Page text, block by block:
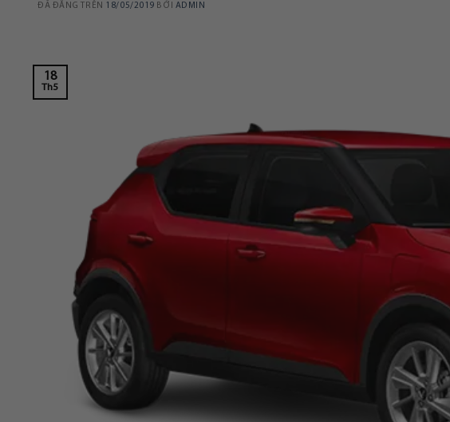
ĐÃ ĐĂNG TRÊN 18/05/2019 BỞI ADMIN
18
Th5